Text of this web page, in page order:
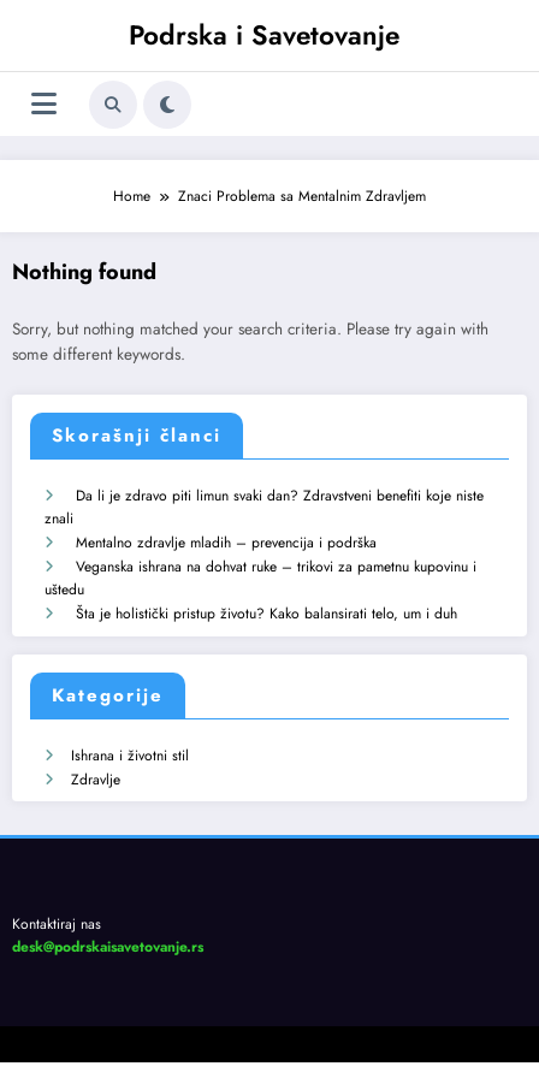
Podrska i Savetovanje
Home Znaci Problema sa Mentalnim Zdravljem
Nothing found
Sorry, but nothing matched your search criteria. Please try again with
some different keywords.
Skorašnji članci
Da li je zdravo piti limun svaki dan? Zdravstveni benefiti koje niste
znali
Mentalno zdravlje mladih – prevencija i podrška
Veganska ishrana na dohvat ruke – trikovi za pametnu kupovinu i
uštedu
Šta je holistički pristup životu? Kako balansirati telo, um i duh
Kategorije
Ishrana i životni stil
Zdravlje
Kontaktiraj nas
desk@podrskaisavetovanje.rs